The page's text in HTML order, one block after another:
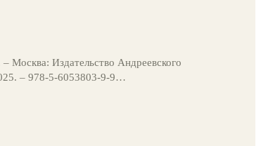
Москва: Издательство Андреевского
– 978-5-6053803-9-9…